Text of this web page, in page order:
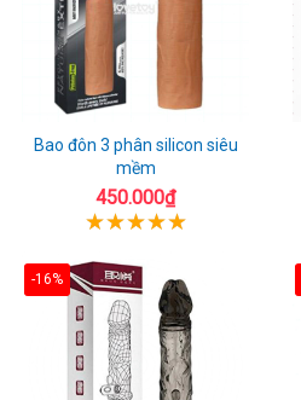
Bao đôn 3 phân silicon siêu
mềm
450.000₫
-16%